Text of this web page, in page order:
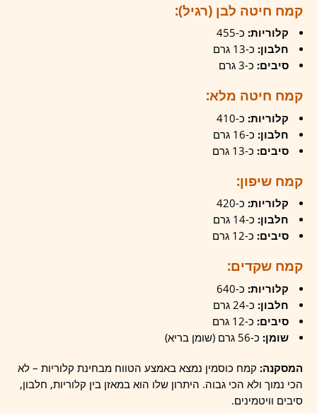
קמח חיטה לבן (רגיל):
קלוריות: כ-455
חלבון: כ-13 גרם
סיבים: כ-3 גרם
קמח חיטה מלא:
קלוריות: כ-410
חלבון: כ-16 גרם
סיבים: כ-13 גרם
קמח שיפון:
קלוריות: כ-420
חלבון: כ-14 גרם
סיבים: כ-12 גרם
קמח שקדים:
קלוריות: כ-640
חלבון: כ-24 גרם
סיבים: כ-12 גרם
שומן: כ-56 גרם (שומן בריא)
המסקנה: קמח כוסמין נמצא באמצע הטווח מבחינת קלוריות – לא
הכי נמוך ולא הכי גבוה. היתרון שלו הוא במאזן בין קלוריות, חלבון,
סיבים וויטמינים.